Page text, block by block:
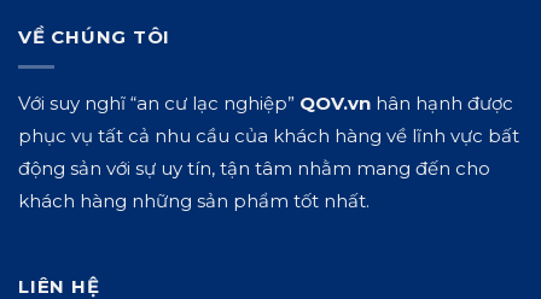
VỀ CHÚNG TÔI
Với suy nghĩ “an cư lạc nghiệp” QOV.vn hân hạnh được
phục vụ tất cả nhu cầu của khách hàng về lĩnh vực bất
động sản với sự uy tín, tận tâm nhằm mang đến cho
khách hàng những sản phẩm tốt nhất.
LIÊN HỆ